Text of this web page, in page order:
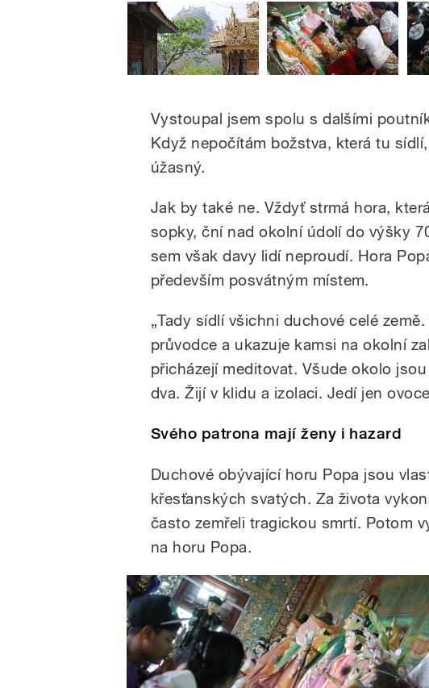
Vystoupal jsem spolu s dalšími
Když nepočítám božstva, která tu
úžasný.
Jak by také ne. Vždyť strmá hora,
sopky, ční nad okolní údolí do výšky
sem však davy lidí neproudí. Hora
především posvátným místem.
„Tady sídlí všichni duchové celé
průvodce a ukazuje kamsi na okolní
přicházejí meditovat. Všude okolo
dva. Žijí v klidu a izolaci. Jedí jen
Svého patrona mají ženy i hazard
Duchové obývající horu Popa jsou
křesťanských svatých. Za života
často zemřeli tragickou smrtí. Potom
na horu Popa.